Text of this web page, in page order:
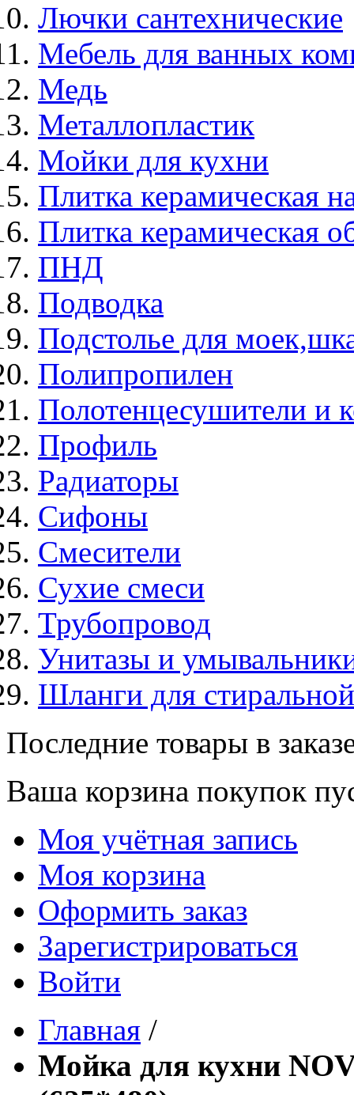
Лючки сантехнические
Мебель для ванных
Медь
Металлопластик
Мойки для кухни
Плитка керамическая
Плитка керамическая
ПНД
Подводка
Подстолье для
Полипропилен
Полотенцесушители и
Профиль
Радиаторы
Сифоны
Смесители
Сухие смеси
Трубопровод
Унитазы и
Шланги для
Последние товары в
Ваша корзина покупок
Моя учётная запись
Моя корзина
Оформить заказ
Зарегистрироваться
Войти
Главная /
Мойка для кухни